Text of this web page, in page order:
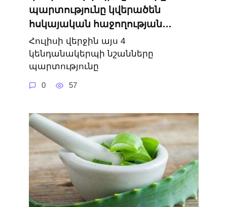
պարտությունը կվերածեն
հսկայական հաջողության․․․
Հուլիսի վերջին այս 4
կենդանակերպի նշանները
պարտությունը
0 57